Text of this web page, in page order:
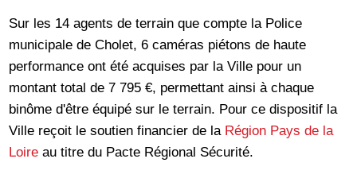
Sur les 14 agents de terrain que compte la Police
municipale de Cholet, 6 caméras piétons de haute
performance ont été acquises par la Ville pour un
montant total de 7 795 €, permettant ainsi à chaque
binôme d'être équipé sur le terrain. Pour ce dispositif la
Ville reçoit le soutien financier de la Région Pays de la
Loire au titre du Pacte Régional Sécurité.